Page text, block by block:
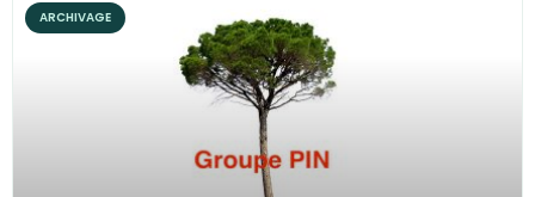
ARCHIVAGE